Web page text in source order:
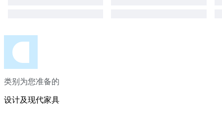
类别为您准备的
设计及现代家具